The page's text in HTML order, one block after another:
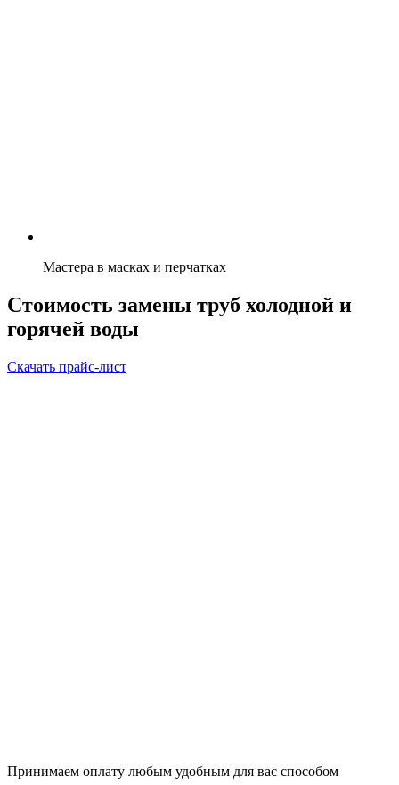
Мастера в масках и перчатках
Стоимость замены труб холодной и
горячей воды
Скачать прайс-лист
Принимаем оплату любым удобным для вас способом